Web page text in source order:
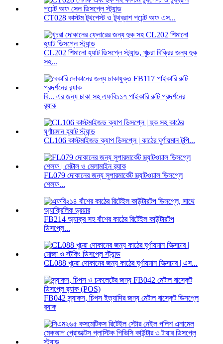
CT028 কাস্টম টুথপেস্ট ও টুথব্রাশ পয়েন্ট অফ এস...
CL202 শিমানো হ্যাট ডিসপ্লে স্ট্যান্ড, খুচরা বিক্রির জন্য হুক
সহ...
বি... এর জন্য চাকা সহ এফবি১১৭ পাইকারি রুটি প্রদর্শনের
র‍্যাক
CL106 কাস্টমাইজড ক্যাপ ডিসপ্লে | কাঠের ঘূর্ণায়মান টুপি...
FL079 দোকানের জন্য সুপারমার্কেট স্ল্যাটওয়াল ডিসপ্লে
শেলফ...
FB214 অ্যাক্র সহ বাঁশের কাঠের রিটেইল কাউন্টারটপ
ডিসপ্লে...
CL088 খুচরা দোকানের জন্য কাঠের ঘূর্ণায়মান ফিক্সচার | এস...
FB042 স্ন্যাকস, চিপস ইত্যাদির জন্য মেটাল বাস্কেট ডিসপ্লে
র‍্যাক